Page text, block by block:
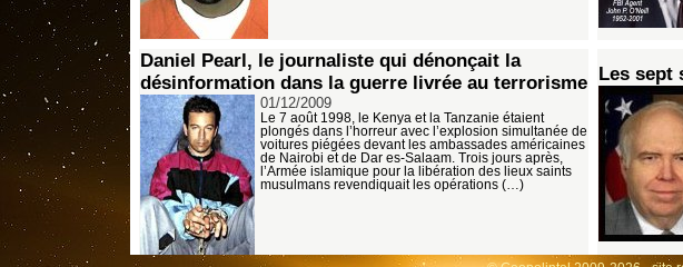
Daniel Pearl, le journaliste qui dénonçait la
désinformation dans la guerre livrée au terrorisme
01/12/2009
Le 7 août 1998, le Kenya et la Tanzanie étaient
plongés dans l’horreur avec l’explosion simultanée de
voitures piégées devant les ambassades américaines
de Nairobi et de Dar es-Salaam. Trois jours après,
l’Armée islamique pour la libération des lieux saints
musulmans revendiquait les opérations (…)
Les sept